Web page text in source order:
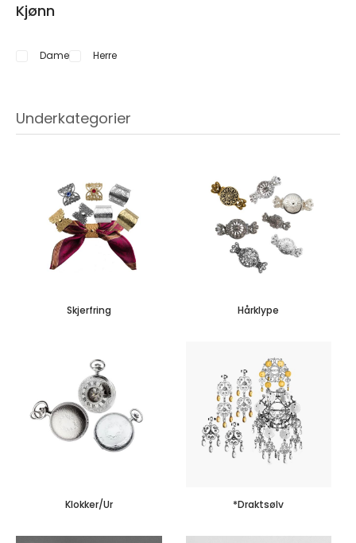
Kjønn
Dame Herre
Underkategorier
Skjerfring Hårklype
Klokker/Ur *Draktsølv